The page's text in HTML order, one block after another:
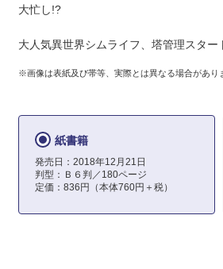
大忙し!?
大人気異世界シムライフ、塔管理スター
※画像は表紙及び帯等、実際とは異なる場合があり
紙書籍
発売日：2018年12月21日
判型：Ｂ６判／180ページ
定価：836円（本体760円＋税）